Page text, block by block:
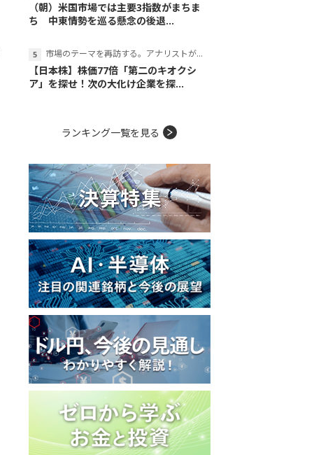
（朝）米国市場では主要3指数がまちま
ち 中東情勢を巡る懸念の後退...
市場のテーマを再訪する。アナリストが読み解くテーマの本質
【日本株】株価77倍「第二のキオクシ
ア」を探せ！次の大化け企業を探...
ランキング一覧を見る